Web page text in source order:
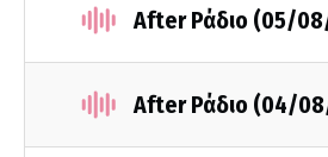
After Ράδιο (05/
After Ράδιο (04/